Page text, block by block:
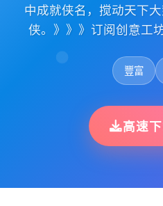
中成就侠名，搅动天下
侠。》》》订阅创意工
豐富
高速